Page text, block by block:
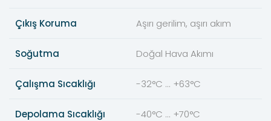
Çıkış Koruma Aşırı gerilim, aşırı akım
Soğutma Doğal Hava Akımı
Çalışma Sıcaklığı -32°C ... +63°C
Depolama Sıcaklığı -40°C ... +70°C